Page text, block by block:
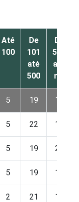
Até
100
De
101
até
500
De
501
até
mil
5 19 17
5 22 14
5 19 22
5 19 13
2 21 13